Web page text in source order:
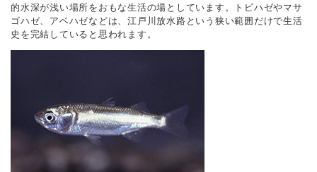
的水深が浅い場所をおもな生活の場としています。トビハゼやマサ
ゴハゼ、アベハゼなどは、江戸川放水路という狭い範囲だけで生活
史を完結していると思われます。